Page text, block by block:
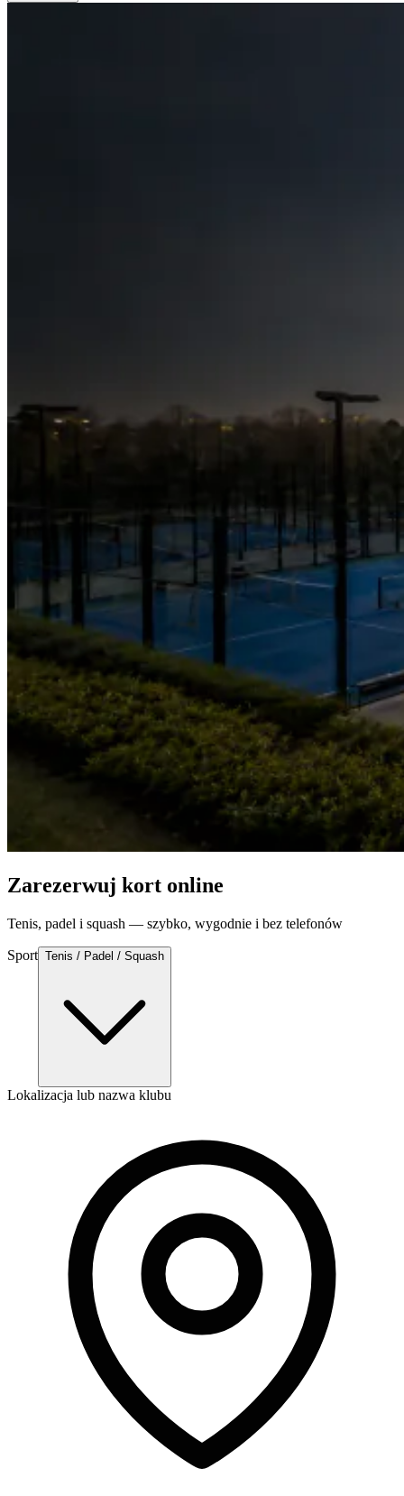
Zarezerwuj kort online
Tenis, padel i squash — szybko, wygodnie i bez telefonów
Sport Tenis / Padel / Squash
Lokalizacja lub nazwa klubu